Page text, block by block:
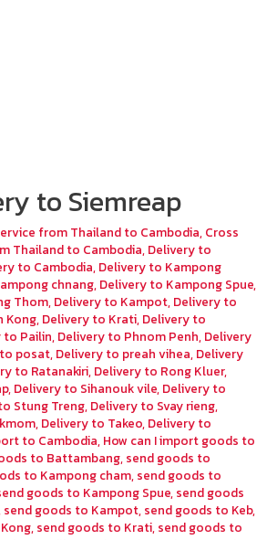
to Siemreap
from Thailand to Cambodia, Cross
Thailand to Cambodia, Delivery to
to Cambodia, Delivery to Kampong
chnang, Delivery to Kampong Spue,
Thom, Delivery to Kampot, Delivery to
Kong, Delivery to Krati, Delivery to
to Pailin, Delivery to Phnom Penh, Delivery
posat, Delivery to preah vihea, Delivery
to Ratanakiri, Delivery to Rong Kluer,
, Delivery to Sihanouk vile, Delivery to
Stung Treng, Delivery to Svay rieng,
, Delivery to Takeo, Delivery to
to Cambodia, How can I import goods to
to Battambang, send goods to
to Kampong cham, send goods to
goods to Kampong Spue, send goods
send goods to Kampot, send goods to Keb,
, send goods to Krati, send goods to